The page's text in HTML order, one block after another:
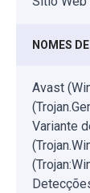
NOMES
Avast
Variante